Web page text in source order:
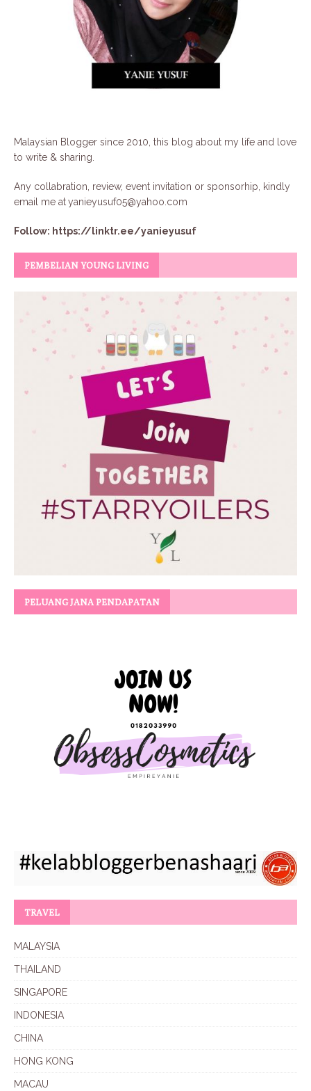
Malaysian Blogger since 2010, this blog about my life and love
to write & sharing.
Any collabration, review, event invitation or sponsorhip, kindly
email me atyanieyusuf05@yahoo.com
Follow: https://linktr.ee/yanieyusuf
PEMBELIAN YOUNG LIVING
PELUANG JANA PENDAPATAN
TRAVEL
MALAYSIA
THAILAND
SINGAPORE
INDONESIA
CHINA
HONG KONG
MACAU